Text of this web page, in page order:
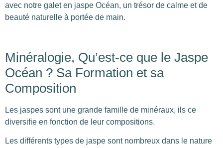
avec notre galet en jaspe Océan, un trésor de calme et de
beauté naturelle à portée de main.
Minéralogie, Qu’est-ce que le Jaspe
Océan ? Sa Formation et sa
Composition
Les jaspes sont une grande famille de minéraux, ils ce
diversifie en fonction de leur compositions.
Les différents types de jaspe sont nombreux dans le nature